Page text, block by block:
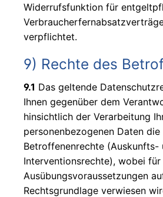
Widerrufsfunktion für
verpflichtet.
9) Rechte des
9.1 Das geltende
Ihnen gegenüber dem
hinsichtlich der Verarbeitung
personenbezogenen Daten
Betroffenenrechte (Auskunfts-
Interventionsrechte), wobei
Ausübungsvoraussetzungen
Rechtsgrundlage verwiesen